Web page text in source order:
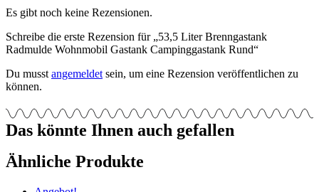
Es gibt noch keine Rezensionen.
Schreibe die erste Rezension für „53,5 Liter Brenngastank
Radmulde Wohnmobil Gastank Campinggastank Rund“
Du musst angemeldet sein, um eine Rezension veröffentlichen zu
können.
Das könnte Ihnen auch gefallen
Ähnliche Produkte